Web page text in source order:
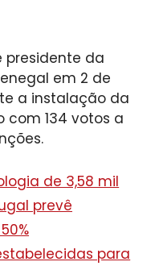
presidente da
em 2 de
a instalação da
com 134 votos a
de 3,58 mil
prevê
para